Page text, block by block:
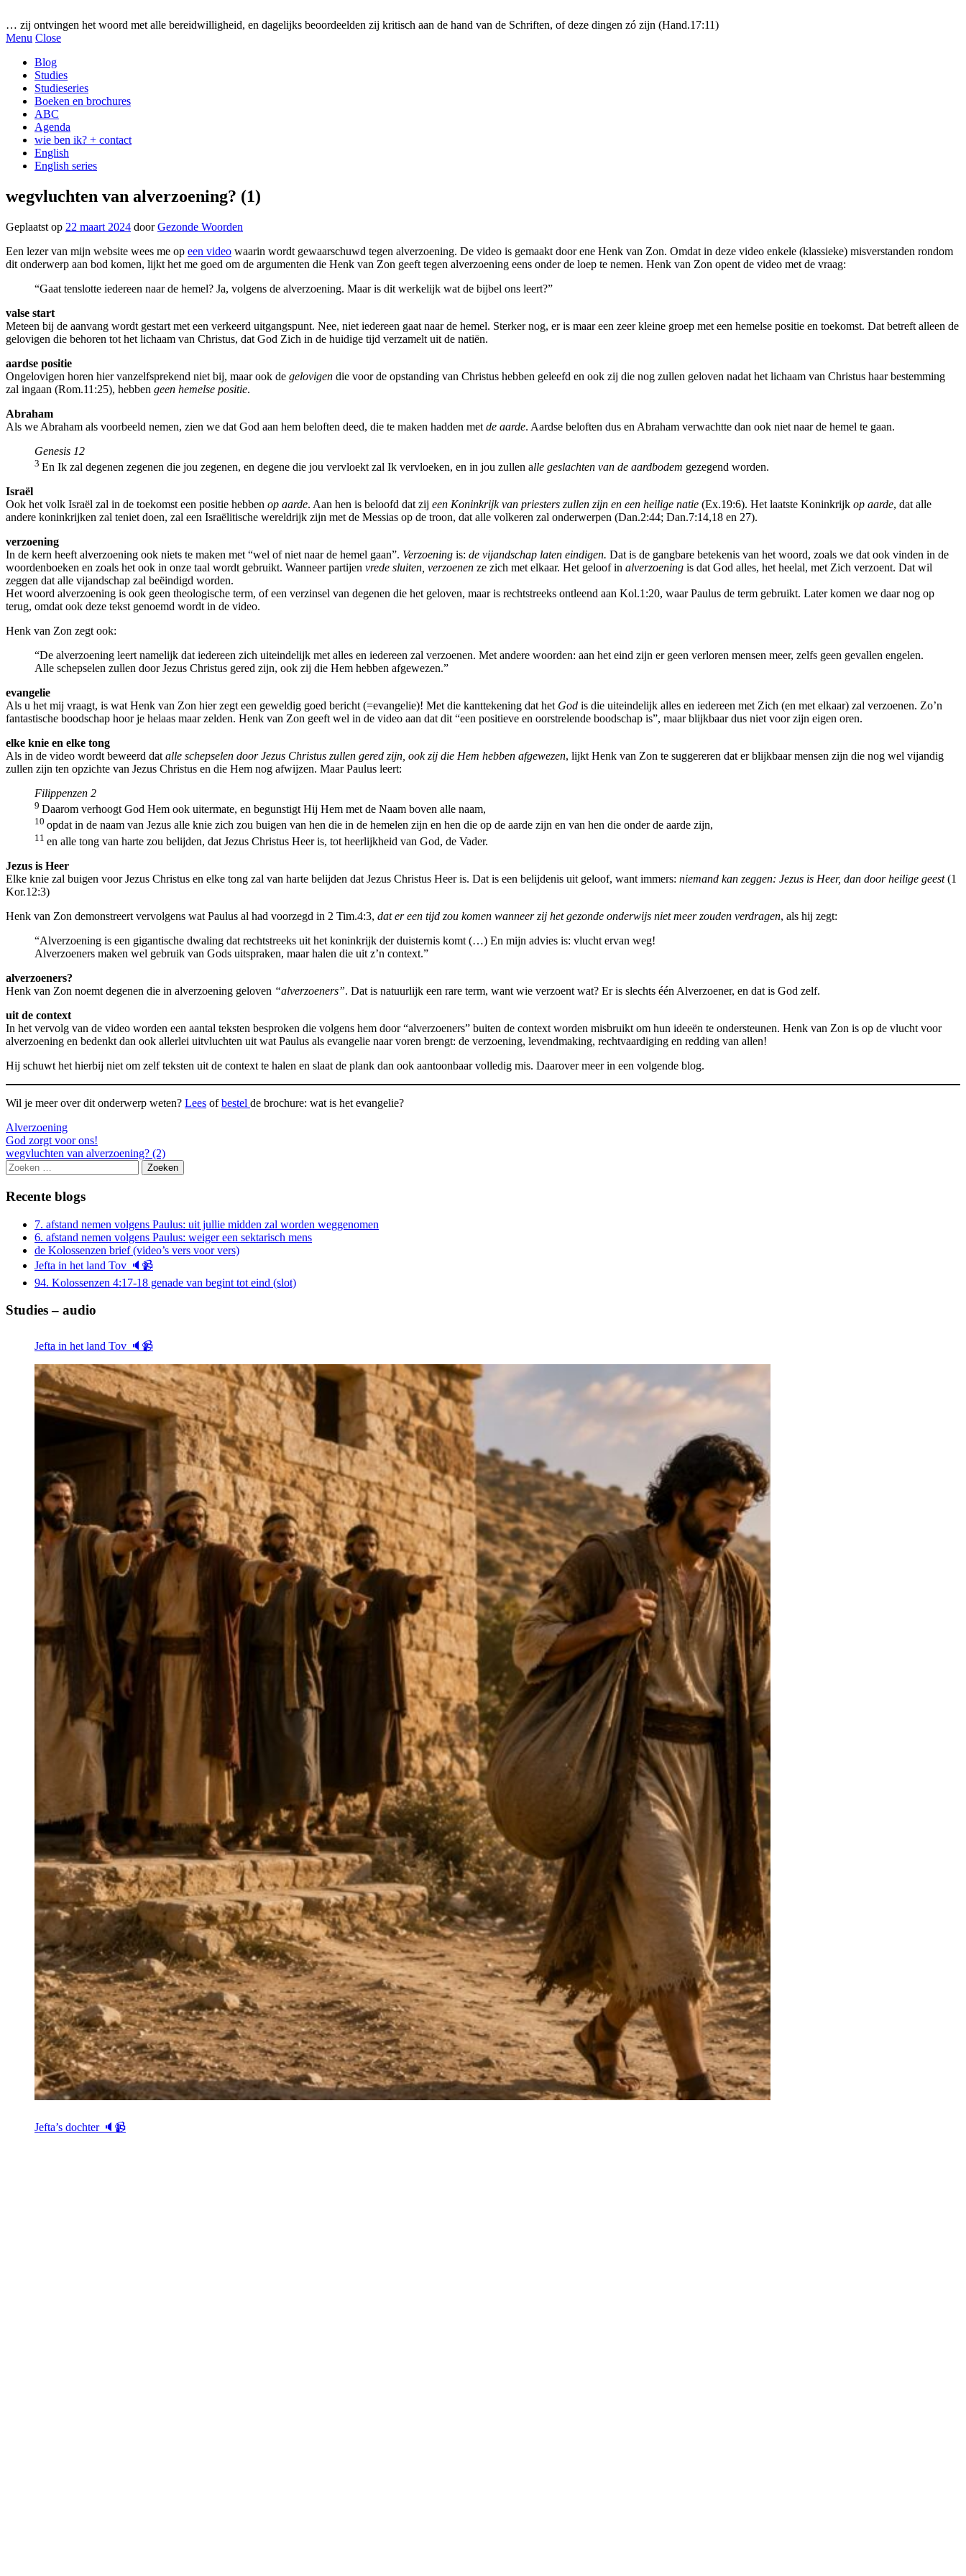
… zij ontvingen het woord met alle bereidwilligheid, en dagelijks beoordeelden zij kritisch aan de hand van de Schriften, of deze dingen zó zijn (Hand.17:11)
Menu Close
Blog
Studies
Studieseries
Boeken en brochures
ABC
Agenda
wie ben ik? + contact
English
English series
wegvluchten van alverzoening? (1)
Geplaatst op 22 maart 2024 doorGezonde Woorden
Een lezer van mijn website wees me op een video waarin wordt gewaarschuwd tegen alverzoening. De video is gemaakt door ene Henk van Zon. Omdat in deze video enkele (klassieke) misverstanden rondom
dit onderwerp aan bod komen, lijkt het me goed om de argumenten die Henk van Zon geeft tegen alverzoening eens onder de loep te nemen. Henk van Zon opent de video met de vraag:
“Gaat tenslotte iedereen naar de hemel? Ja, volgens de alverzoening. Maar is dit werkelijk wat de bijbel ons leert?”
valse start
Meteen bij de aanvang wordt gestart met een verkeerd uitgangspunt. Nee, niet iedereen gaat naar de hemel. Sterker nog, er is maar een zeer kleine groep met een hemelse positie en toekomst. Dat betreft alleen de
gelovigen die behoren tot het lichaam van Christus, dat God Zich in de huidige tijd verzamelt uit de natiën.
aardse positie
Ongelovigen horen hier vanzelfsprekend niet bij, maar ook de gelovigen die voor de opstanding van Christus hebben geleefd en ook zij die nog zullen geloven nadat het lichaam van Christus haar bestemming
zal ingaan (Rom.11:25), hebben geen hemelse positie.
Abraham
Als we Abraham als voorbeeld nemen, zien we dat God aan hem beloften deed, die te maken hadden met de aarde. Aardse beloften dus en Abraham verwachtte dan ook niet naar de hemel te gaan.
Genesis 12
3 En Ik zal degenen zegenen die jou zegenen, en degene die jou vervloekt zal Ik vervloeken, en in jou zullen alle geslachten van de aardbodem gezegend worden.
Israël
Ook het volk Israël zal in de toekomst een positie hebben op aarde. Aan hen is beloofd dat zij een Koninkrijk van priesters zullen zijn en een heilige natie (Ex.19:6). Het laatste Koninkrijk op aarde, dat alle
andere koninkrijken zal teniet doen, zal een Israëlitische wereldrijk zijn met de Messias op de troon, dat alle volkeren zal onderwerpen (Dan.2:44; Dan.7:14,18 en 27).
verzoening
In de kern heeft alverzoening ook niets te maken met “wel of niet naar de hemel gaan”. Verzoening is: de vijandschap laten eindigen. Dat is de gangbare betekenis van het woord, zoals we dat ook vinden in de
woordenboeken en zoals het ook in onze taal wordt gebruikt. Wanneer partijen vrede sluiten, verzoenen ze zich met elkaar. Het geloof in alverzoening is dat God alles, het heelal, met Zich verzoent. Dat wil
zeggen dat alle vijandschap zal beëindigd worden.
Het woord alverzoening is ook geen theologische term, of een verzinsel van degenen die het geloven, maar is rechtstreeks ontleend aan Kol.1:20, waar Paulus de term gebruikt. Later komen we daar nog op
terug, omdat ook deze tekst genoemd wordt in de video.
Henk van Zon zegt ook:
“De alverzoening leert namelijk dat iedereen zich uiteindelijk met alles en iedereen zal verzoenen. Met andere woorden: aan het eind zijn er geen verloren mensen meer, zelfs geen gevallen engelen.
Alle schepselen zullen door Jezus Christus gered zijn, ook zij die Hem hebben afgewezen.”
evangelie
Als u het mij vraagt, is wat Henk van Zon hier zegt een geweldig goed bericht (=evangelie)! Met die kanttekening dat het God is die uiteindelijk alles en iedereen met Zich (en met elkaar) zal verzoenen. Zo’n
fantastische boodschap hoor je helaas maar zelden. Henk van Zon geeft wel in de video aan dat dit “een positieve en oorstrelende boodschap is”, maar blijkbaar dus niet voor zijn eigen oren.
elke knie en elke tong
Als in de video wordt beweerd dat alle schepselen door Jezus Christus zullen gered zijn, ook zij die Hem hebben afgewezen, lijkt Henk van Zon te suggereren dat er blijkbaar mensen zijn die nog wel vijandig
zullen zijn ten opzichte van Jezus Christus en die Hem nog afwijzen. Maar Paulus leert:
Filippenzen 2
9 Daarom verhoogt God Hem ook uitermate, en begunstigt Hij Hem met de Naam boven alle naam,
10 opdat in de naam van Jezus alle knie zich zou buigen van hen die in de hemelen zijn en hen die op de aarde zijn en van hen die onder de aarde zijn,
11 en alle tong van harte zou belijden, dat Jezus Christus Heer is, tot heerlijkheid van God, de Vader.
Jezus is Heer
Elke knie zal buigen voor Jezus Christus en elke tong zal van harte belijden dat Jezus Christus Heer is. Dat is een belijdenis uit geloof, want immers: niemand kan zeggen: Jezus is Heer, dan door heilige geest(1
Kor.12:3)
Henk van Zon demonstreert vervolgens wat Paulus al had voorzegd in 2 Tim.4:3, dat er een tijd zou komen wanneer zij het gezonde onderwijs niet meer zouden verdragen, als hij zegt:
“Alverzoening is een gigantische dwaling dat rechtstreeks uit het koninkrijk der duisternis komt (…) En mijn advies is: vlucht ervan weg!
Alverzoeners maken wel gebruik van Gods uitspraken, maar halen die uit z’n context.”
alverzoeners?
Henk van Zon noemt degenen die in alverzoening geloven “alverzoeners”. Dat is natuurlijk een rare term, want wie verzoent wat? Er is slechts één Alverzoener, en dat is God zelf.
uit de context
In het vervolg van de video worden een aantal teksten besproken die volgens hem door “alverzoeners” buiten de context worden misbruikt om hun ideeën te ondersteunen. Henk van Zon is op de vlucht voor
alverzoening en bedenkt dan ook allerlei uitvluchten uit wat Paulus als evangelie naar voren brengt: de verzoening, levendmaking, rechtvaardiging en redding van allen!
Hij schuwt het hierbij niet om zelf teksten uit de context te halen en slaat de plank dan ook aantoonbaar volledig mis. Daarover meer in een volgende blog.
Wil je meer over dit onderwerp weten? Lees ofbestel de brochure: wat is het evangelie?
Alverzoening
Berichtnavigatie
God zorgt voor ons!
wegvluchten van alverzoening? (2)
Zoeken
naar:
Recente blogs
7. afstand nemen volgens Paulus: uit jullie midden zal worden weggenomen
6. afstand nemen volgens Paulus: weiger een sektarisch mens
de Kolossenzen brief (video’s vers voor vers)
Jefta in het land Tov 🔈📹
94. Kolossenzen 4:17-18 genade van begint tot eind (slot)
Studies – audio
Jefta in het land Tov 🔈📹
Jefta’s dochter 🔈📹